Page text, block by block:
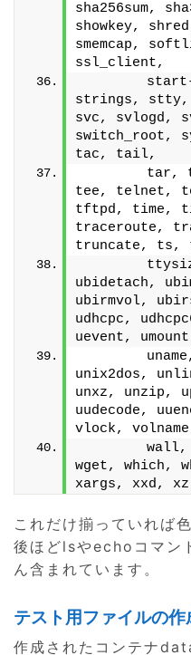
sha256sum,
showkey,
smemcap,
ssl_client,
strings, stty,
svc, svlogd,
switch_root,
tac, tail,
tar,
tee, telnet,
tftpd, time,
traceroute,
truncate, ts,
ubidetach,
ubirmvol,
udhcpc,
uevent,
unix2dos,
unxz, unzip,
uudecode,
vlock,
wall,
wget, which,
xargs, xxd,
これだけ揃っていれば
後ほどlsやechoコマン
ん含まれています。
テスト用ファイルの作
作成されたコンテナ